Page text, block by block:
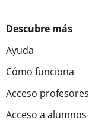
Descubre más
Ayuda
Cómo funciona
Acceso profesores
Acceso a alumnos